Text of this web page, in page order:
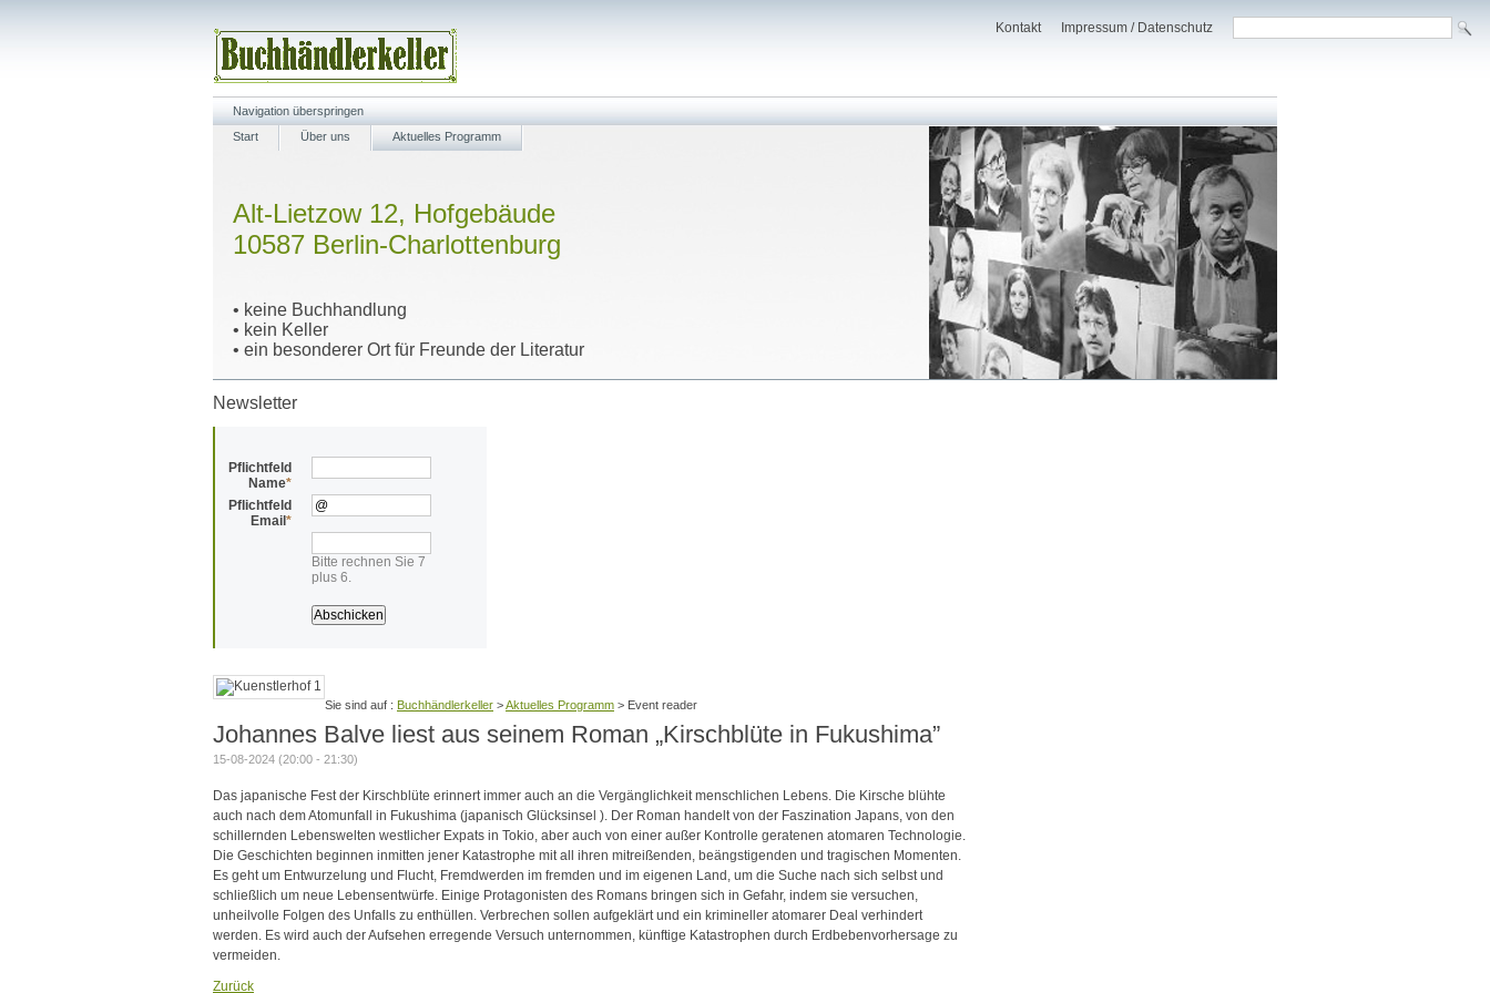
Kontakt Impressum / Datenschutz
Navigation überspringen
Start
Über uns Aktuelles Programm
Alt-Lietzow 12, Hofgebäude
10587 Berlin-Charlottenburg
• keine Buchhandlung
• kein Keller
• ein besonderer Ort für Freunde der Literatur
Newsletter
Pflichtfeld
Name*
Pflichtfeld
Email *
Bitte rechnen Sie 7
plus 6.
Buchhändlerkeller >Aktuelles Programm > Event reader
Johannes Balve liest aus seinem Roman „Kirschblüte in Fukushima”
15-08-2024 (20:00 - 21:30)
Das japanische Fest der Kirschblüte erinnert immer auch an die Vergänglichkeit menschlichen Lebens. Die Kirsche blühte
auch nach dem Atomunfall in Fukushima (japanisch Glücksinsel ). Der Roman handelt von der Faszination Japans, von den
schillernden Lebenswelten westlicher Expats in Tokio, aber auch von einer außer Kontrolle geratenen atomaren Technologie.
Die Geschichten beginnen inmitten jener Katastrophe mit all ihren mitreißenden, beängstigenden und tragischen Momenten.
Es geht um Entwurzelung und Flucht, Fremdwerden im fremden und im eigenen Land, um die Suche nach sich selbst und
schließlich um neue Lebensentwürfe. Einige Protagonisten des Romans bringen sich in Gefahr, indem sie versuchen,
unheilvolle Folgen des Unfalls zu enthüllen. Verbrechen sollen aufgeklärt und ein krimineller atomarer Deal verhindert
werden. Es wird auch der Aufsehen erregende Versuch unternommen, künftige Katastrophen durch Erdbebenvorhersage zu
vermeiden.
Zurück